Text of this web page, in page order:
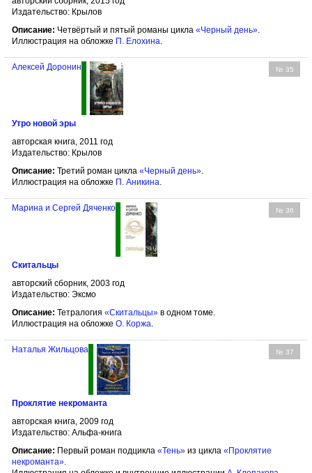
Издательство: Крылов
Описание: Четвёртый и пятый романы цикла «Черный день»
Иллюстрация на обложке П. Елохина
№ 35
Алексей Доронин
Утро новой эры
авторская книга, 2011 год
Издательство: Крылов
Описание: Третий роман цикла «Черный день».
Иллюстрация на обложке П. Аникина.
№ 36
Марина и Сергей Дяченко
Скитальцы
авторский сборник, 2003 год
Издательство: Эксмо
Описание: Тетралогия «Скитальцы» в одном томе.
Иллюстрация на обложке О. Коржа
№ 37
Наталья Жильцова
Проклятие некроманта
авторская книга, 2009 год
Издательство: Альфа-книга
Описание: Первый роман подцикла «Тень» из цикла «Проклятие
некроманта».